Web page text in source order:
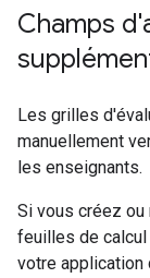
Champs
Les grilles
manuellement
les enseignants.
Si vous créez ou
feuilles de
votre application